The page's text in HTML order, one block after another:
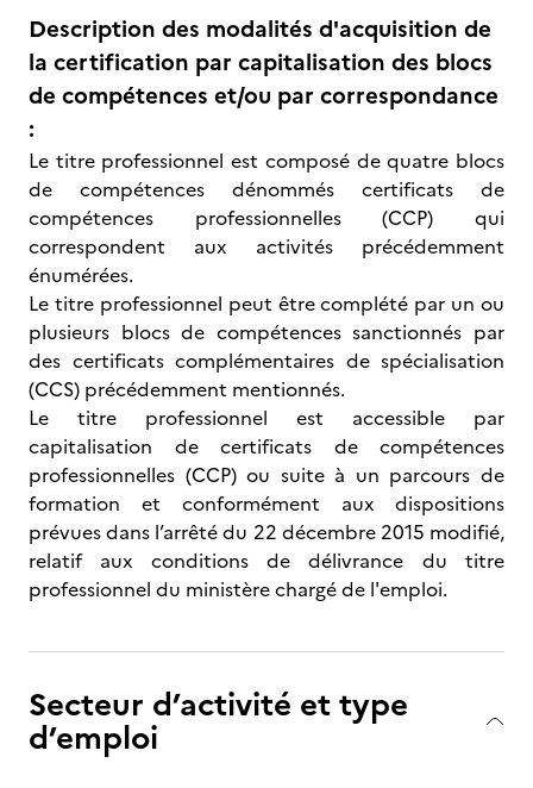
Description des modalités d'acquisition de
la certification par capitalisation des blocs
de compétences et/ou par correspondance
:
Le titre professionnel est composé de quatre blocs
de compétences dénommés certificats de
compétences professionnelles (CCP) qui
correspondent aux activités précédemment
énumérées.
Le titre professionnel peut être complété par un ou
plusieurs blocs de compétences sanctionnés par
des certificats complémentaires de spécialisation
(CCS) précédemment mentionnés.
Le titre professionnel est accessible par
capitalisation de certificats de compétences
professionnelles (CCP) ou suite à un parcours de
formation et conformément aux dispositions
prévues dans l’arrêté du 22 décembre 2015 modifié,
relatif aux conditions de délivrance du titre
professionnel du ministère chargé de l'emploi.
Secteur d’activité et type
d’emploi